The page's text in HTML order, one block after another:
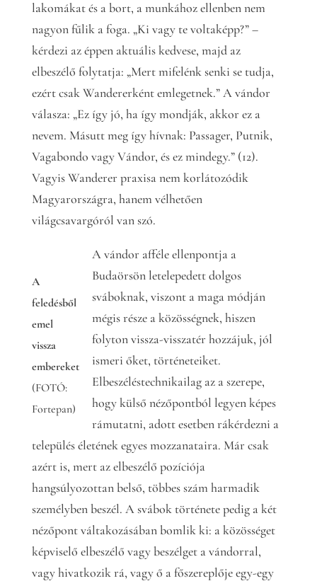
lakomákat és a bort, a munkához ellenben nem
nagyon fűlik a foga. „Ki vagy te voltaképp?” –
kérdezi az éppen aktuális kedvese, majd az
elbeszélő folytatja: „Mert mifelénk senki se tudja,
ezért csak Wandererként emlegetnek.” A vándor
válasza: „Ez így jó, ha így mondják, akkor ez a
nevem. Másutt meg így hívnak: Passager, Putnik,
Vagabondo vagy Vándor, és ez mindegy.” (12).
Vagyis Wanderer praxisa nem korlátozódik
Magyarországra, hanem vélhetően
világcsavargóról van szó.
A
feledésből
emel
vissza
embereket
(FOTÓ:
Fortepan)
A vándor afféle ellenpontja a
Budaörsön letelepedett dolgos
sváboknak, viszont a maga módján
mégis része a közösségnek, hiszen
folyton vissza-visszatér hozzájuk, jól
ismeri őket, történeteiket.
Elbeszéléstechnikailag az a szerepe,
hogy külső nézőpontból legyen képes
rámutatni, adott esetben rákérdezni a
település életének egyes mozzanataira. Már csak
azért is, mert az elbeszélő pozíciója
hangsúlyozottan belső, többes szám harmadik
személyben beszél. A svábok története pedig a két
nézőpont váltakozásában bomlik ki: a közösséget
képviselő elbeszélő vagy beszélget a vándorral,
vagy hivatkozik rá, vagy ő a főszereplője egy-egy